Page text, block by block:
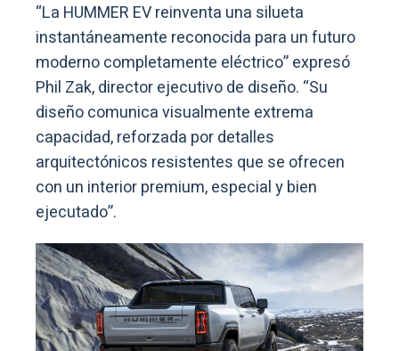
“La HUMMER EV reinventa una silueta
instantáneamente reconocida para un futuro
moderno completamente eléctrico” expresó
Phil Zak, director ejecutivo de diseño. “Su
diseño comunica visualmente extrema
capacidad, reforzada por detalles
arquitectónicos resistentes que se ofrecen
con un interior premium, especial y bien
ejecutado”.